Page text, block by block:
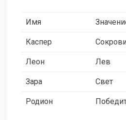
Имя
Каспер
Леон Лев
Зара Свет
Родион